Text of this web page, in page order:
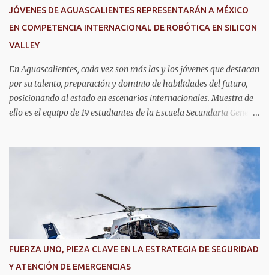
JÓVENES DE AGUASCALIENTES REPRESENTARÁN A MÉXICO
EN COMPETENCIA INTERNACIONAL DE ROBÓTICA EN SILICON
VALLEY
En Aguascalientes, cada vez son más las y los jóvenes que destacan
por su talento, preparación y dominio de habilidades del futuro,
posicionando al estado en escenarios internacionales. Muestra de
ello es el equipo de 19 estudiantes de la Escuela Secundaria General
competirán con jóvenes de todo el mundo. Su pase lo obtuvieron en
RoboRAVE México 2025, en Puerto Vallarta, tras destacar por su
precisión, creatividad y habilidades en programación, diseño de
prototipos y trabajo en equipo. Divididos en cinco equipos,
participarán en la categoría Fast Bot, en la que robots diseñados
por ellos mismos deberán recorrer una pista siguiendo una línea
con la mayor velocidad y exactitud. Este logro refleja cómo en
Aguascalientes se impulsa el desarrollo de nuevas competencias,
formando generaciones capaces de innovar y competir al más alto
FUERZA UNO, PIEZA CLAVE EN LA ESTRATEGIA DE SEGURIDAD
Y ATENCIÓN DE EMERGENCIAS